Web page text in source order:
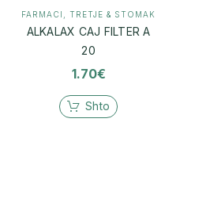
FARMACI TRETJE & STOMAK
ALKALAX CAJ FILTER A
20
1.70€
Shto